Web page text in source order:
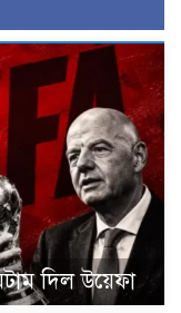
দিল উয়েফা